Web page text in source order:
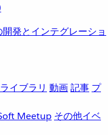
発とインテグレーショ
イブラリ 動画記事 プ
Meetup その他イベ